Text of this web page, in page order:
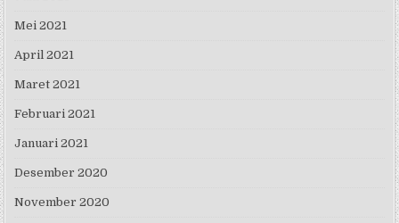
Mei 2021
April 2021
Maret 2021
Februari 2021
Januari 2021
Desember 2020
November 2020